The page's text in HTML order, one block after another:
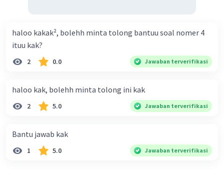
haloo kakak², bolehh minta tolong bantuu soal nomer 4
ituu kak?
2 0.0 Jawaban terverifikasi
haloo kak, bolehh minta tolong ini kak
2 5.0 Jawaban terverifikasi
Bantu jawab kak
1 5.0 Jawaban terverifikasi